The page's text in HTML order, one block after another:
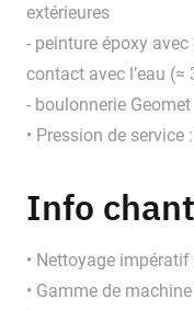
extérieures
- peinture époxy
contact avec l’eau (≈
- boulonnerie Geomet
• Pression de service
Info
• Nettoyage
• Gamme de